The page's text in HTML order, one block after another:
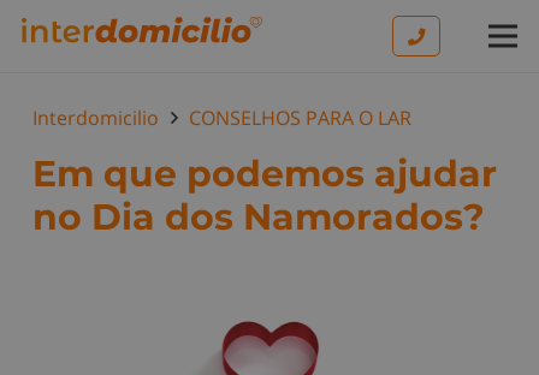
Interdomicilio CONSELHOS PARA O LAR
Em que podemos ajudar
no Dia dos Namorados?